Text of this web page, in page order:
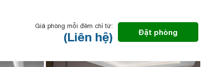
Giá phòng mỗi đêm chỉ từ:
(Liên hệ) Đặt phòng